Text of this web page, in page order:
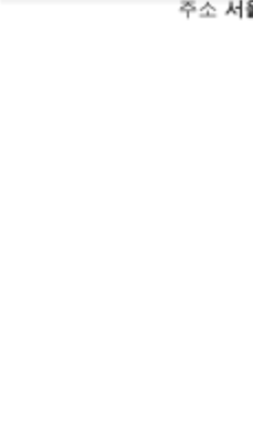
주소 서